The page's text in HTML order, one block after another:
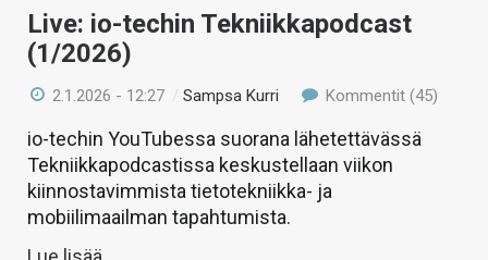
Live: io-techin Tekniikkapodcast
(1/2026)
2.1.2026 - 12:27 /Sampsa Kurri Kommentit (45)
io-techin YouTubessa suorana lähetettävässä
Tekniikkapodcastissa keskustellaan viikon
kiinnostavimmista tietotekniikka- ja
mobiilimaailman tapahtumista.